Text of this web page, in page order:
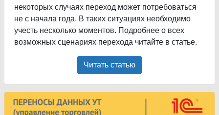
некоторых случаях переход может потребоваться
не с начала года. В таких ситуациях необходимо
учесть несколько моментов. Подробнее о всех
возможных сценариях перехода читайте в статье.
Читать статью